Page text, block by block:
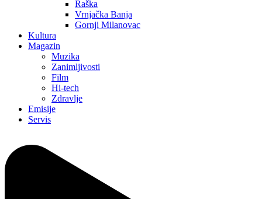
Raška
Vrnjačka Banja
Gornji Milanovac
Kultura
Magazin
Muzika
Zanimljivosti
Film
Hi-tech
Zdravlje
Emisije
Servis